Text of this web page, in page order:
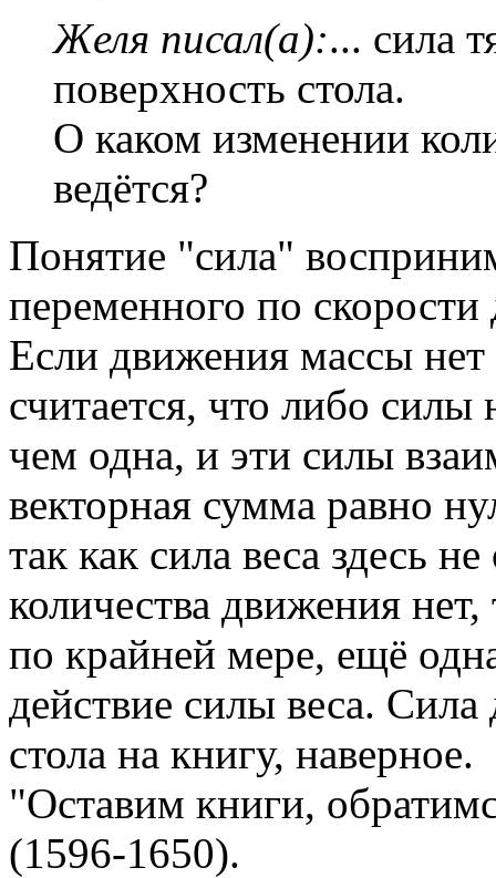
Желя писал(а):... сила
поверхность стола.
О каком изменении
ведётся?
Понятие "сила"
переменного по
Если движения массы
считается, что либо
чем одна, и эти силы
векторная сумма равно
так как сила веса здесь
количества движения
по крайней мере, ещё
действие силы веса.
стола на книгу, наверное.
"Оставим книги,
(1596-1650).